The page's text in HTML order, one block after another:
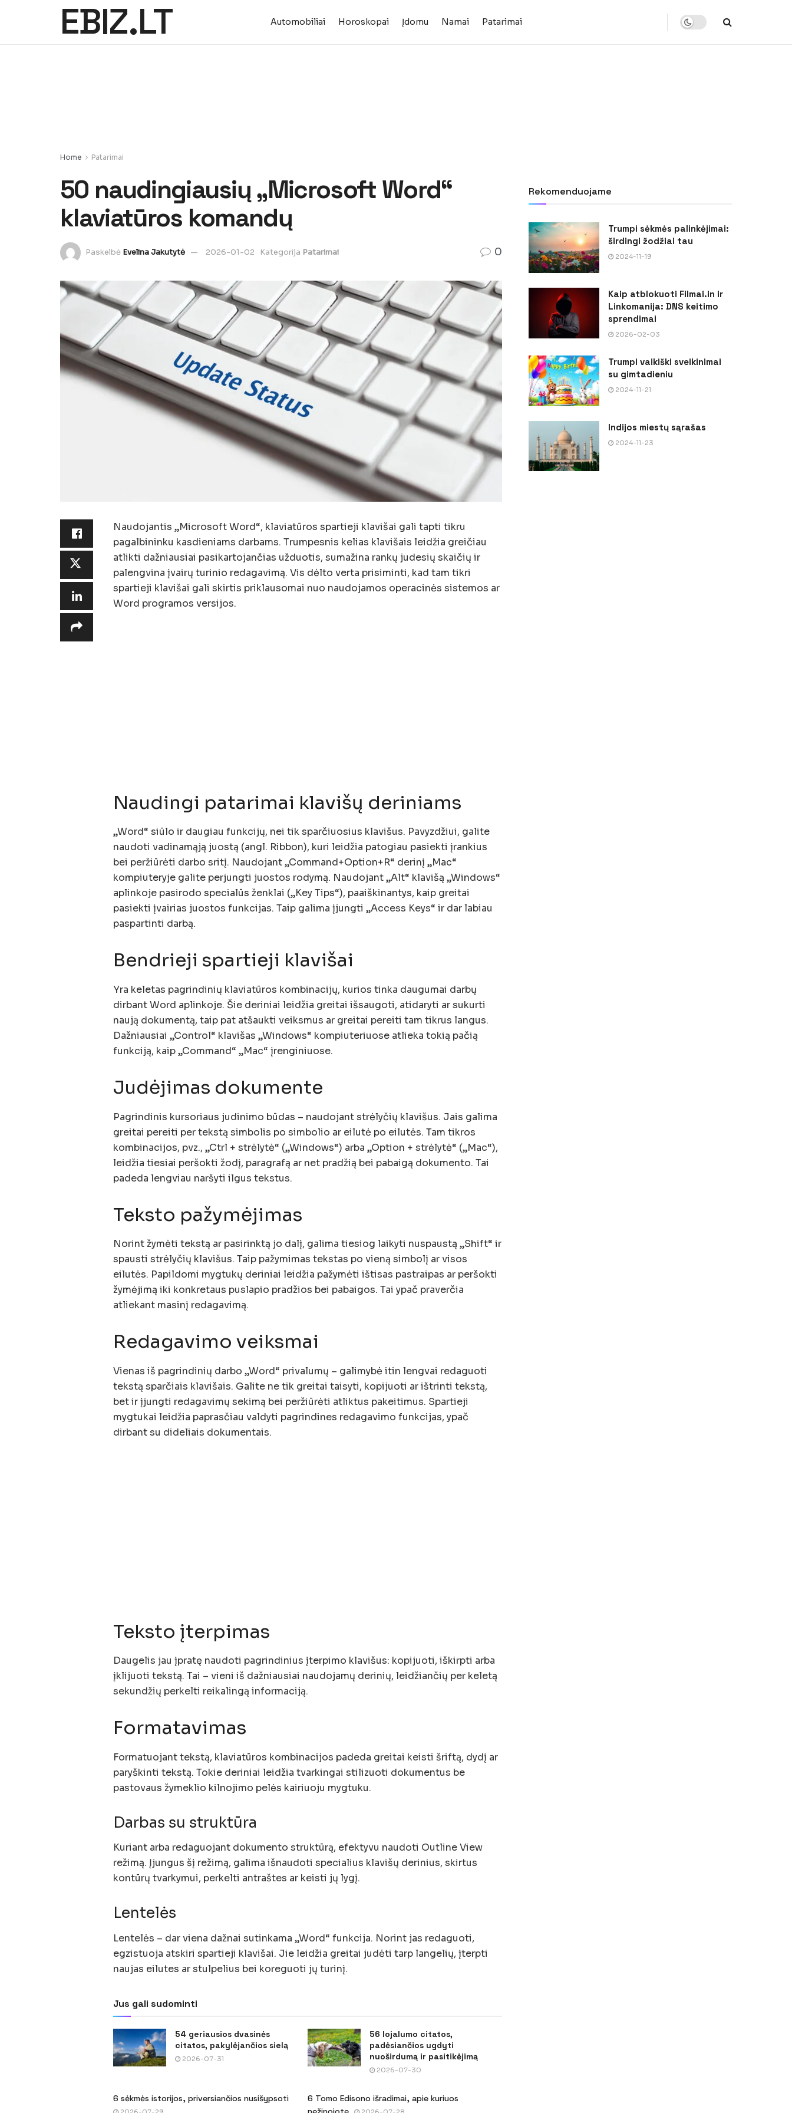
EBIZ.LT Automobiliai Horoskopai Įdomu Namai Patarimai
Home Patarimai
50 naudingiausių „Microsoft Word“
klaviatūros komandų
Paskelbė Evelina Jakutytė 2026-01-02 Kategorija Patarimai 0
Naudojantis „Microsoft Word“, klaviatūros spartieji klavišai gali tapti tikru
pagalbininku kasdieniams darbams. Trumpesnis kelias klavišais leidžia greičiau
atlikti dažniausiai pasikartojančias užduotis, sumažina rankų judesių skaičių ir
palengvina įvairų turinio redagavimą. Vis dėlto verta prisiminti, kad tam tikri
spartieji klavišai gali skirtis priklausomai nuo naudojamos operacinės sistemos ar
Word programos versijos.
Naudingi patarimai klavišų deriniams
„Word“ siūlo ir daugiau funkcijų, nei tik sparčiuosius klavišus. Pavyzdžiui, galite
naudoti vadinamąją juostą (angl. Ribbon), kuri leidžia patogiau pasiekti įrankius
bei peržiūrėti darbo sritį. Naudojant „Command+Option+R“ derinį „Mac“
kompiuteryje galite perjungti juostos rodymą. Naudojant „Alt“ klavišą „Windows“
aplinkoje pasirodo specialūs ženklai („Key Tips“), paaiškinantys, kaip greitai
pasiekti įvairias juostos funkcijas. Taip galima įjungti „Access Keys“ ir dar labiau
paspartinti darbą.
Bendrieji spartieji klavišai
Yra keletas pagrindinių klaviatūros kombinacijų, kurios tinka daugumai darbų
dirbant Word aplinkoje. Šie deriniai leidžia greitai išsaugoti, atidaryti ar sukurti
naują dokumentą, taip pat atšaukti veiksmus ar greitai pereiti tam tikrus langus.
Dažniausiai „Control“ klavišas „Windows“ kompiuteriuose atlieka tokią pačią
funkciją, kaip „Command“ „Mac“ įrenginiuose.
Judėjimas dokumente
Pagrindinis kursoriaus judinimo būdas – naudojant strėlyčių klavišus. Jais galima
greitai pereiti per tekstą simbolis po simbolio ar eilutė po eilutės. Tam tikros
kombinacijos, pvz., „Ctrl + strėlytė“ („Windows“) arba „Option + strėlytė“ („Mac“),
leidžia tiesiai peršokti žodį, paragrafą ar net pradžią bei pabaigą dokumento. Tai
padeda lengviau naršyti ilgus tekstus.
Teksto pažymėjimas
Norint žymėti tekstą ar pasirinktą jo dalį, galima tiesiog laikyti nuspaustą „Shift“ ir
spausti strėlyčių klavišus. Taip pažymimas tekstas po vieną simbolį ar visos
eilutės. Papildomi mygtukų deriniai leidžia pažymėti ištisas pastraipas ar peršokti
žymėjimą iki konkretaus puslapio pradžios bei pabaigos. Tai ypač praverčia
atliekant masinį redagavimą.
Redagavimo veiksmai
Vienas iš pagrindinių darbo „Word“ privalumų – galimybė itin lengvai redaguoti
tekstą sparčiais klavišais. Galite ne tik greitai taisyti, kopijuoti ar ištrinti tekstą,
bet ir įjungti redagavimų sekimą bei peržiūrėti atliktus pakeitimus. Spartieji
mygtukai leidžia paprasčiau valdyti pagrindines redagavimo funkcijas, ypač
dirbant su dideliais dokumentais.
Teksto įterpimas
Daugelis jau įpratę naudoti pagrindinius įterpimo klavišus: kopijuoti, iškirpti arba
įklijuoti tekstą. Tai – vieni iš dažniausiai naudojamų derinių, leidžiančių per keletą
sekundžių perkelti reikalingą informaciją.
Formatavimas
Formatuojant tekstą, klaviatūros kombinacijos padeda greitai keisti šriftą, dydį ar
paryškinti tekstą. Tokie deriniai leidžia tvarkingai stilizuoti dokumentus be
pastovaus žymeklio kilnojimo pelės kairiuoju mygtuku.
Darbas su struktūra
Kuriant arba redaguojant dokumento struktūrą, efektyvu naudoti Outline View
režimą. Įjungus šį režimą, galima išnaudoti specialius klavišų derinius, skirtus
kontūrų tvarkymui, perkelti antraštes ar keisti jų lygį.
Lentelės
Lentelės – dar viena dažnai sutinkama „Word“ funkcija. Norint jas redaguoti,
egzistuoja atskiri spartieji klavišai. Jie leidžia greitai judėti tarp langelių, įterpti
naujas eilutes ar stulpelius bei koreguoti jų turinį.
Jus gali sudominti
54 geriausios dvasinės
citatos, pakylėjančios sielą
2026-07-31
56 lojalumo citatos,
padėsiančios ugdyti
nuoširdumą ir pasitikėjimą
2026-07-30
6 sėkmės istorijos, priversiančios nusišypsoti
6 Tomo Edisono išradimai, apie kuriuos
Rekomenduojame
Trumpi sėkmės palinkėjimai:
širdingi žodžiai tau
2024-11-19
Kaip atblokuoti Filmai.in ir
Linkomanija: DNS keitimo
sprendimai
2026-02-03
Trumpi vaikiški sveikinimai
su gimtadieniu
2024-11-21
Indijos miestų sąrašas
2024-11-23